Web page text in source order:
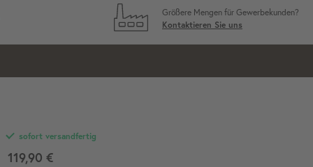
Größere Mengen für Gewerbekunden?
Kontaktieren Sie uns
sofort versandfertig
119,90 €